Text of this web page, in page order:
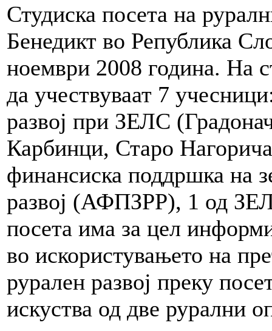
Студиска посета на
Бенедикт во Република
ноември 2008 година. На
да учествуваат 7
развој при ЗЕЛС
Карбинци, Старо
финансиска поддршка на
развој (АФПЗРР), 1 од
посета има за цел
во искористувањето на
рурален развој преку
искуства од две рурални